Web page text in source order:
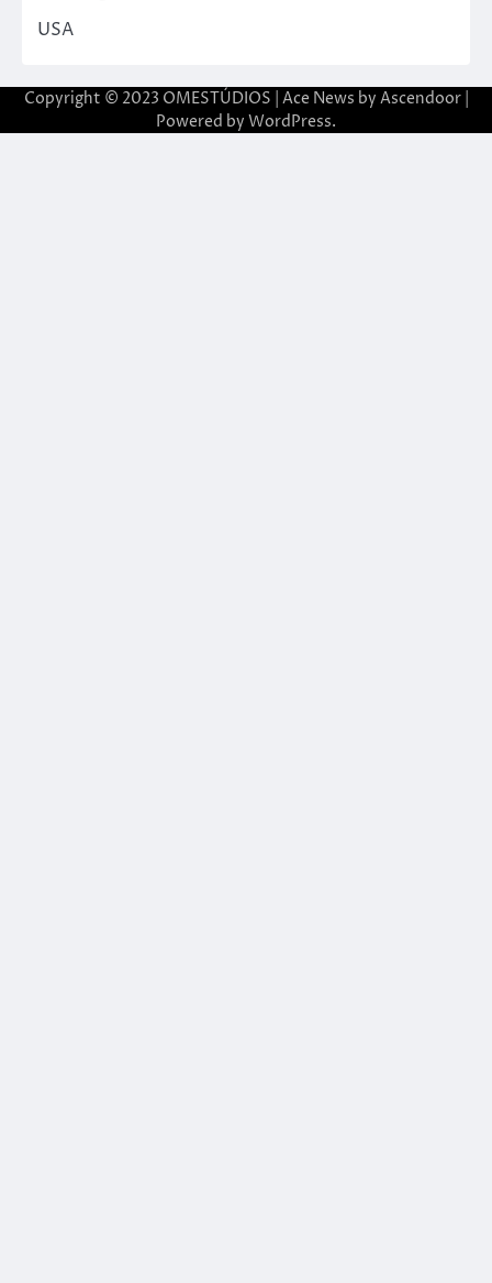
USA
Copyright © 2023 OMESTÚDIOS | Ace News by Ascendoor|
Powered by WordPress.